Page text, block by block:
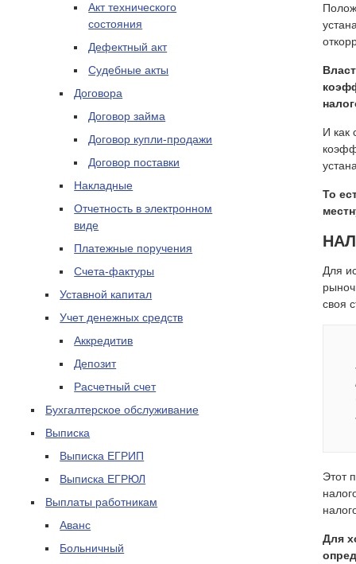
Акт технического
состояния
Дефектный акт
Судебные акты
Договора
Договор займа
Договор купли-продажи
Договор поставки
Накладные
Отчетность в электронном
виде
Платежные поручения
Счета-фактуры
Уставной капитал
Учет денежных средств
Аккредитив
Депозит
Расчетный счет
Бухгалтерское обслуживание
Выписка
Выписка ЕГРИП
Выписка ЕГРЮЛ
Выплаты работникам
Аванс
Больничный
И как
То
Для
своя
Этот
Для